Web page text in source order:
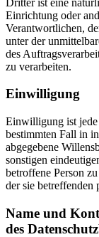
Einrichtung oder
Verantwortlichen,
unter der
des
zu verarbeiten.
Einwilligung
Einwilligung ist
bestimmten Fall in
abgegebene
sonstigen
betroffene Person
der sie betreffenden
Name und
des